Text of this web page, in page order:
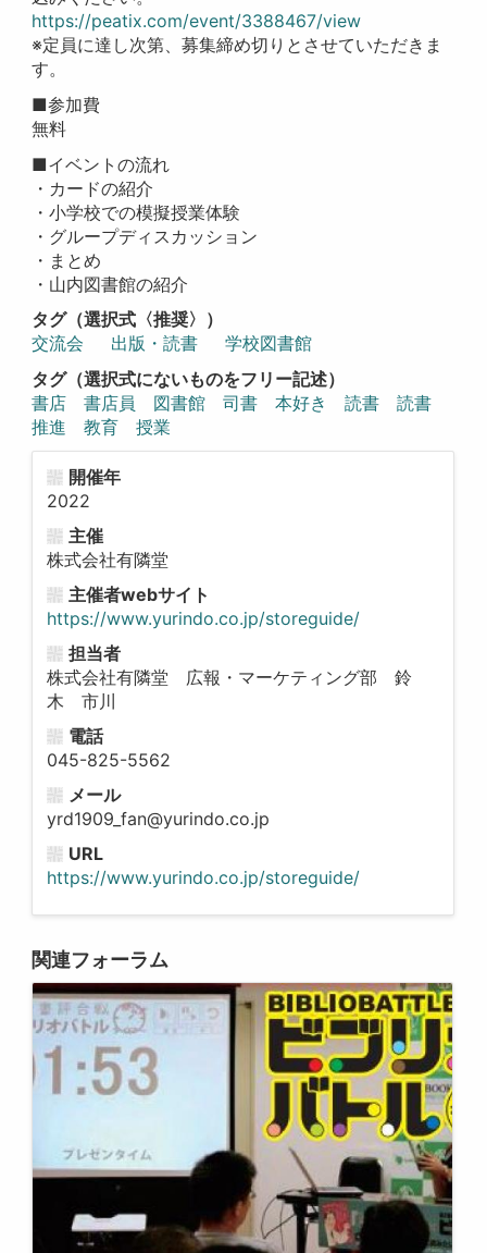
https://peatix.com/event/3388467/view
※定員に達し次第、募集締め切りとさせていただきま
す。
■参加費
無料
■イベントの流れ
・カードの紹介
・小学校での模擬授業体験
・グループディスカッション
・まとめ
・山内図書館の紹介
タグ（選択式〈推奨〉）
交流会
出版・読書
学校図書館
タグ（選択式にないものをフリー記述）
書店 書店員 図書館 司書 本好き 読書 読書
推進 教育 授業
開催年
2022
主催
株式会社有隣堂
主催者webサイト
https://www.yurindo.co.jp/storeguide/
担当者
株式会社有隣堂 広報・マーケティング部 鈴
木 市川
電話
045-825-5562
メール
yrd1909_fan@yurindo.co.jp
URL
https://www.yurindo.co.jp/storeguide/
関連フォーラム